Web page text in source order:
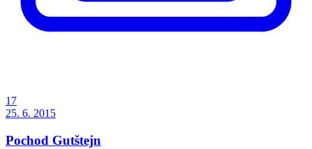
17
25. 6. 2015
Pochod Gutštejn